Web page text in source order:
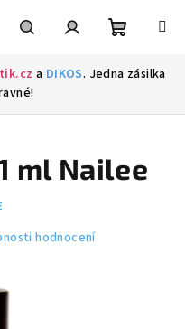
a DIKOS. Jedna zásilka
ml Nailee
hodnocení